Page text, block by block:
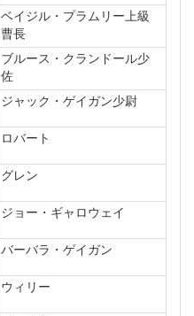
ベイジル・プラムリー上級
曹長
ブルース・クランドール少
佐
ジャック・ゲイガン少尉
ロバート
グレン
ジョー・ギャロウェイ
バーバラ・ゲイガン
ウィリー